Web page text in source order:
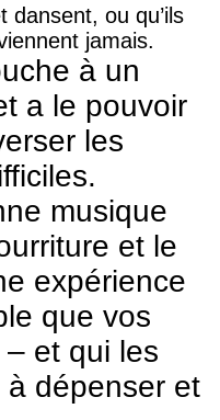
dansent, ou qu’ils
jamais.
à un
a le pouvoir
les
musique
et le
expérience
que vos
et qui les
à dépenser et